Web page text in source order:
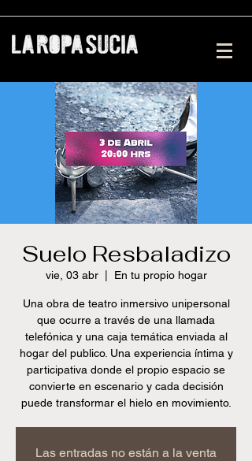
Suelo Resbaladizo
vie, 03 abr
  |
En tu propio hogar
Una obra de teatro inmersivo unipersonal
que ocurre a través de una llamada
telefónica y una caja temática enviada al
hogar del publico. Una experiencia íntima y
participativa donde el propio espacio se
convierte en escenario y cada decisión
puede transformar el hielo en movimiento.
Las entradas no están a la venta